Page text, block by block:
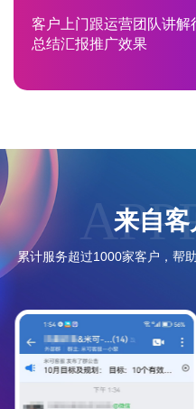
客户上门跟运营团队讲解
总结汇报推广效果
来自
累计服务超过1000家客户，帮